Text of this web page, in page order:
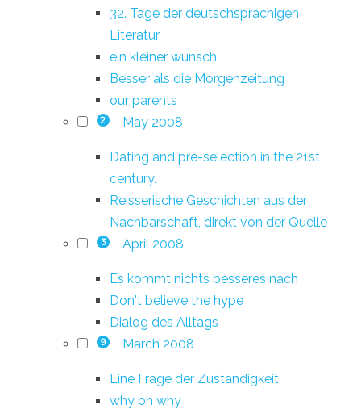
32. Tage der deutschsprachigen
Literatur
ein kleiner wunsch
Besser als die Morgenzeitung
our parents
2 May 2008
Dating and pre-selection in the 21st
century.
Reisserische Geschichten aus der
Nachbarschaft, direkt von der Quelle
3 April 2008
Es kommt nichts besseres nach
Don't believe the hype
Dialog des Alltags
9 March 2008
Eine Frage der Zuständigkeit
why oh why